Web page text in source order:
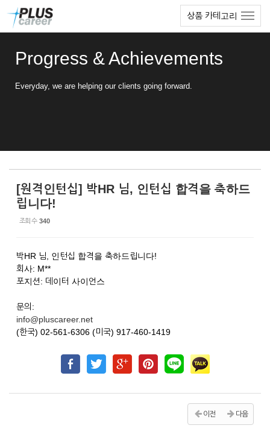
상품 카테고리
Progress & Achievements
Everyday, we are helping our clients going forward.
[원격인턴십] 박HR 님, 인턴십 합격을 축하드
립니다!
조회 수 340
박HR 님, 인턴십 합격을 축하드립니다!
회사: M**
포지션: 데이터 사이언스
문의:
info@pluscareer.net
(한국) 02-561-6306 (미국) 917-460-1419
이전 다음